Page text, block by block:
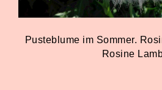
Pusteblume im Sommer.
Rosine